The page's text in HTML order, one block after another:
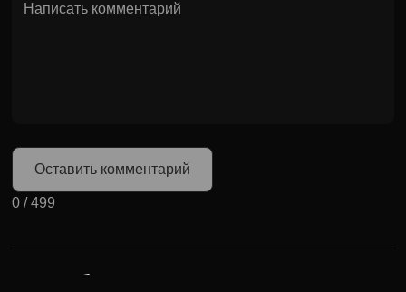
Оставить комментарий
0 /499
Может быть полезно